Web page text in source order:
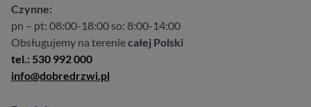
Czynne:
pn – pt: 08:00-18:00 so: 8:00-14:00
Obsługujemy na tereniecałej Polski
tel.: 530 992 000
info@dobredrzwi.pl